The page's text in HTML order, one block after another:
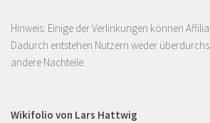
Hinweis: Einige der Verlinkungen können
Dadurch entstehen Nutzern weder
andere Nachteile.
Wikifolio von Lars Hattwig